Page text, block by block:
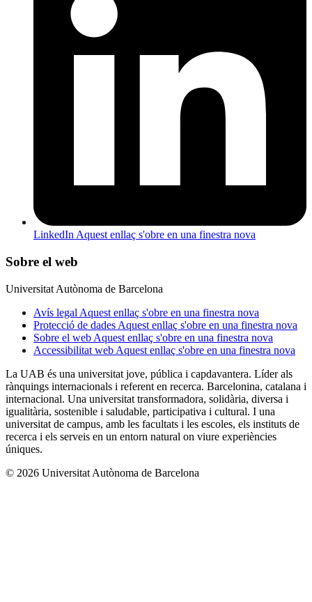
LinkedInAquest enllaç s'obre en una finestra nova
Sobre el web
Universitat Autònoma de Barcelona
Avís legal Aquest enllaç s'obre en una finestra nova
Protecció de dades Aquest enllaç s'obre en una finestra nova
Sobre el web Aquest enllaç s'obre en una finestra nova
Accessibilitat web Aquest enllaç s'obre en una finestra nova
La UAB és una universitat jove, pública i capdavantera. Líder als
rànquings internacionals i referent en recerca. Barcelonina, catalana i
internacional. Una universitat transformadora, solidària, diversa i
igualitària, sostenible i saludable, participativa i cultural. I una
universitat de campus, amb les facultats i les escoles, els instituts de
recerca i els serveis en un entorn natural on viure experiències
úniques.
© 2026 Universitat Autònoma de Barcelona